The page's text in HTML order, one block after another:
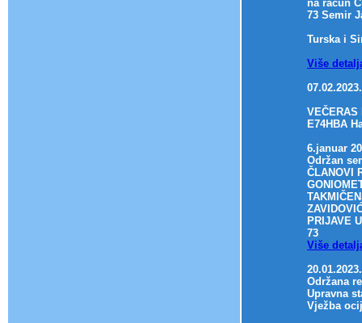
na račun
73 Semir
Turska i
Više
07.02.2023.
VEČERAS
E74HBA
6.januar
Održan
ČLANOVI
PRIJAVE
73
Više
Održana
Upravna
Vježba